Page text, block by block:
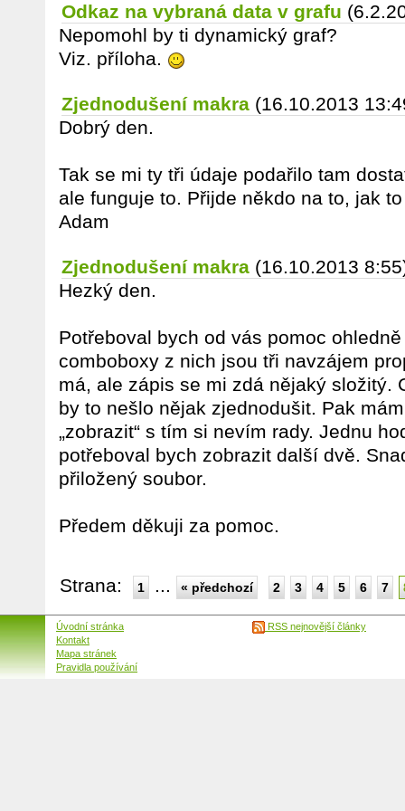
Odkaz na vybraná data v grafu
Nepomohl by ti dynamický graf?
Viz. příloha.
Zjednodušení makra (16.10.2013
Dobrý den.
Tak se mi ty tři údaje podařilo tam
ale funguje to. Přijde někdo na to, jak
Adam
Zjednodušení makra (16.10.2013
Hezký den.
Potřeboval bych od vás pomoc
comboboxy z nich jsou tři navzájem
má, ale zápis se mi zdá nějaký složitý.
by to nešlo nějak zjednodušit. Pak
„zobrazit“ s tím si nevím rady. Jednu
potřeboval bych zobrazit další dvě.
přiložený soubor.
Předem děkuji za pomoc.
Strana: 1 ... « předchozí 2 3 4 5 6 7
Úvodní stránka
Kontakt
Mapa stránek
Pravidla používání
RSS nejnovější články